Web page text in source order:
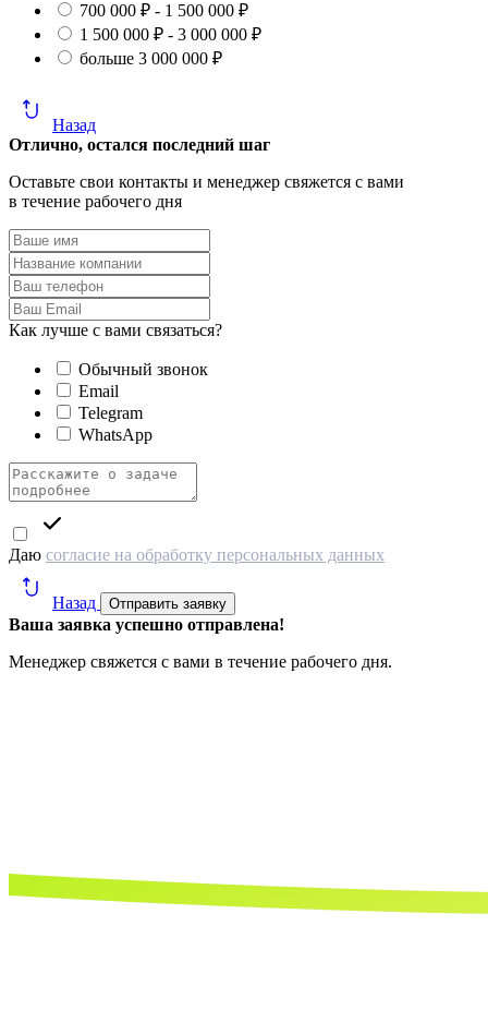
700 000 ₽ - 1 500 000 ₽
1 500 000 ₽ - 3 000 000 ₽
больше 3 000 000 ₽
Назад
Отлично, остался последний шаг
Оставьте свои контакты и менеджер свяжется с вами
в течение рабочего дня
Как лучше с вами связаться?
Обычный звонок
Email
Telegram
WhatsApp
Даю согласие на обработку персональных данных
Назад Отправить заявку
Ваша заявка успешно отправлена!
Менеджер свяжется с вами в течение рабочего дня.